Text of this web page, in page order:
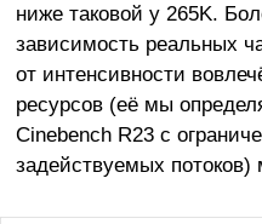
ниже таковой у 265K.
зависимость реальных
от интенсивности
ресурсов (её мы
Cinebench R23 с
задействуемых потоков)